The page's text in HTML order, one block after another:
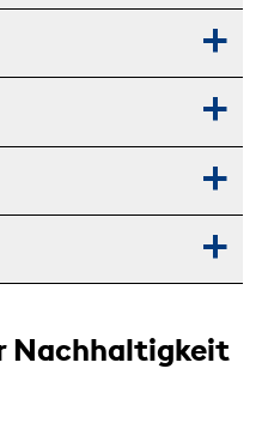
Nachhaltigkeit